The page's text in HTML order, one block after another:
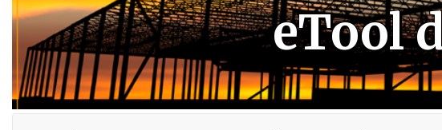
eTool